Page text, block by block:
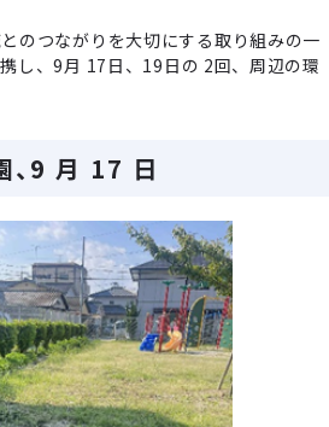
のつながりを大切にする取り組みの一
し、9月 17日、19日の 2回、周辺の環
、9 月 17 日